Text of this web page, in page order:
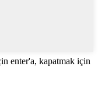
enter'a, kapatmak için